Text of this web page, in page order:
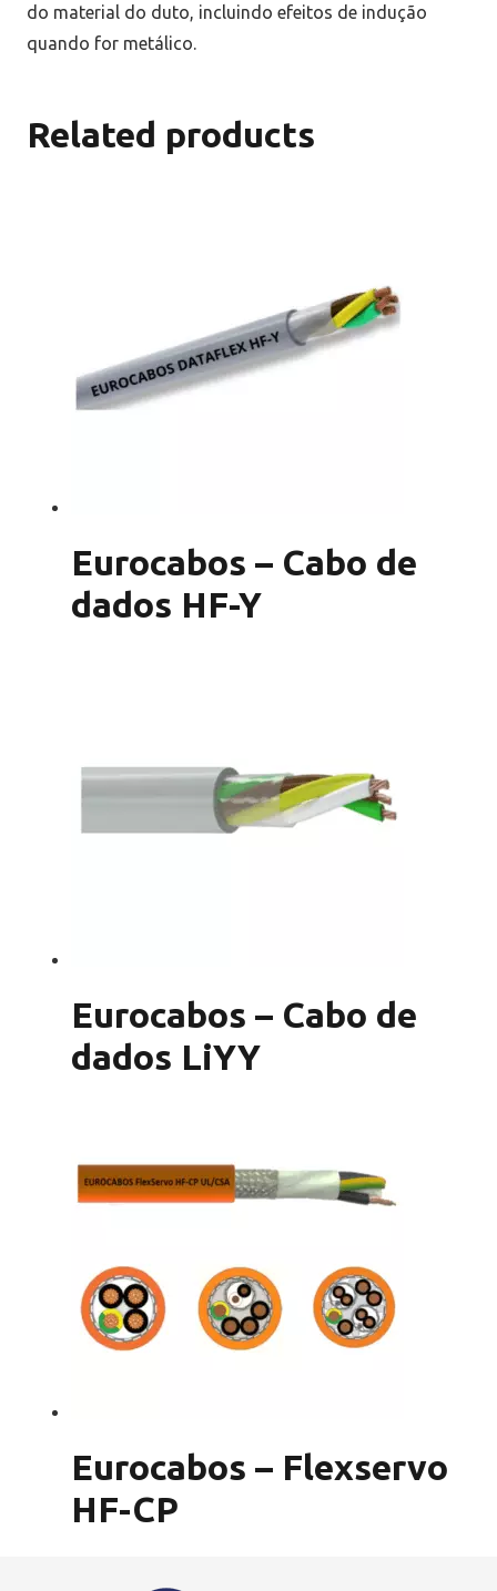
do material do duto, incluindo efeitos de indução
quando for metálico.
Related products
Eurocabos – Cabo de
dados HF-Y
Eurocabos – Cabo de
dados LiYY
Eurocabos – Flexservo
HF-CP